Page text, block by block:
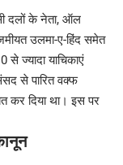
दलों के नेता, ऑल
उलमा-ए-हिंद समेत
से ज्यादा याचिकाएं
से पारित वक्फ
कर दिया था। इस पर